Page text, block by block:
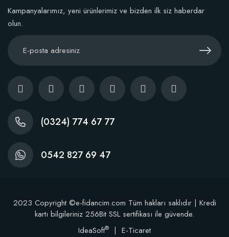
Kampanyalarımız, yeni ürünlerimiz ve bizden ilk siz haberdar
olun.
(0324) 774 67 77
0542 827 69 47
2023 Copyright ©e-fidancim.com Tüm hakları saklıdır | Kredi
kartı bilgileriniz 256Bit SSL sertifikası ile güvende.
IdeaSoft® | E-Ticaret